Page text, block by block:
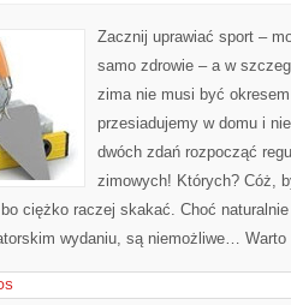
Zacznij uprawiać sport –
samo zdrowie – a w
zima nie musi być
przesiadujemy w domu i
dwóch zdań rozpocząć
zimowych! Których? Cóż,
ciężko raczej skakać. Choć
wydaniu, są niemożliwe…